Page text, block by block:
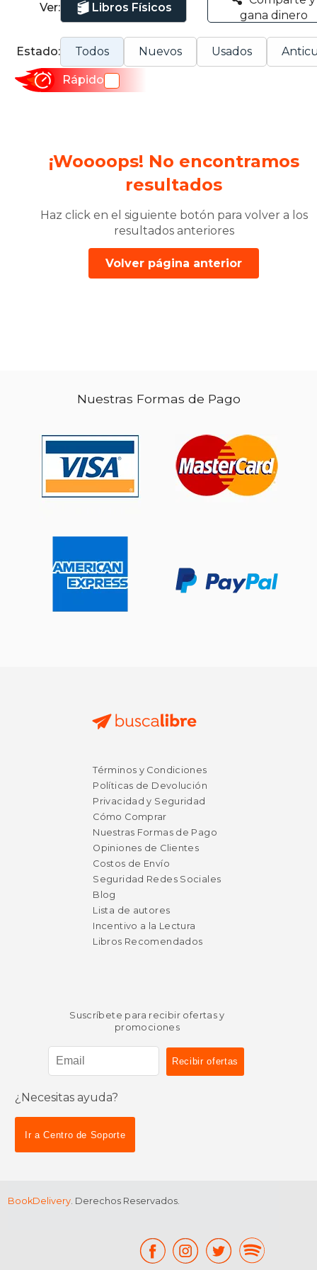
Ver: Libros Físicos
gana dinero
Estado: Todos Nuevos Usados
Rápido
¡Woooops! No encontramos
resultados
Haz click en el siguiente botón para volver a los
resultados anteriores
Volver página anterior
Nuestras Formas de Pago
Términos y Condiciones
Políticas de Devolución
Privacidad y Seguridad
Cómo Comprar
Nuestras Formas de Pago
Opiniones de Clientes
Costos de Envío
Seguridad Redes Sociales
Blog
Lista de autores
Incentivo a la Lectura
Libros Recomendados
Suscríbete para recibir ofertas y
promociones
¿Necesitas ayuda?
Ir a Centro de Soporte
BookDelivery. Derechos Reservados.